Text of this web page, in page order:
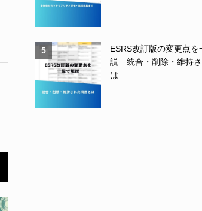
5
ESRS改訂版の変更点を
説 統合・削除・維持さ
は